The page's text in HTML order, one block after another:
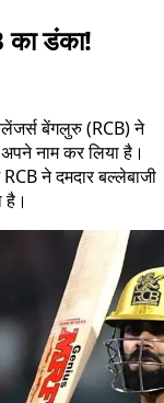
डंका!
बेंगलुरु (RCB) ने
नाम कर लिया है।
ने दमदार बल्लेबाजी
है।